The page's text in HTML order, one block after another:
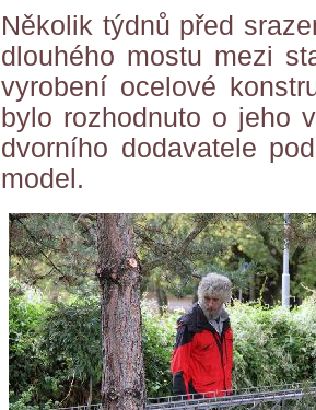
Několik týdnů před
dlouhého mostu mezi
vyrobení ocelové
bylo rozhodnuto o jeho
dvorního dodavatele
model.